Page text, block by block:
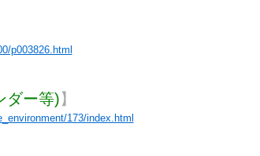
p003826.html
ダー等)】
173/index.html